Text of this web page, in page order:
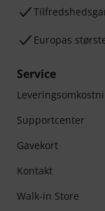
Europas
Service
Supportcenter
Gavekort
Kontakt
Walk-in Store